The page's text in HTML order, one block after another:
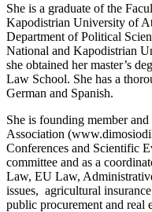
She is a graduate of the
Kapodistrian University of
Department of Political
National and Kapodistrian
she obtained her master’s
Law School. She has a
German and Spanish.
She is founding member
Association
Conferences and Scientific
committee and as a
Law, EU Law,
issues, agricultural
public procurement and real